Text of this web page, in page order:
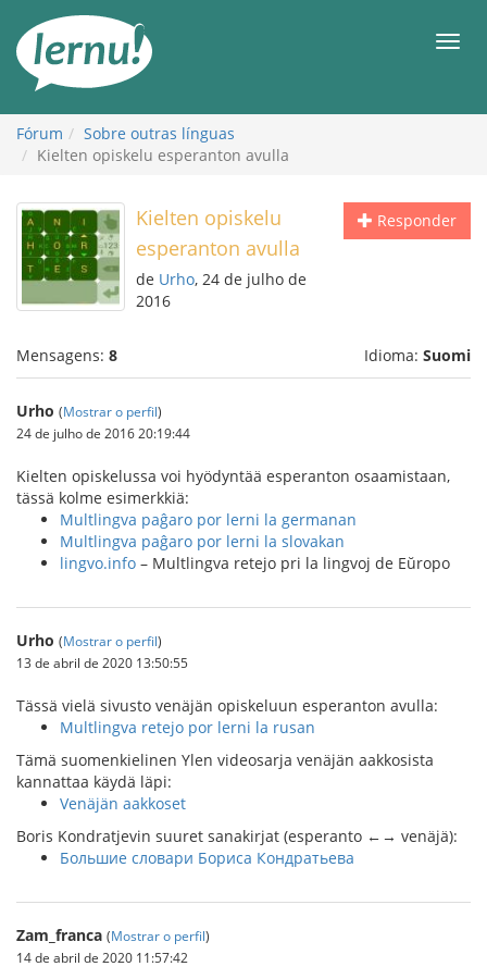
conteúdo
Fórum
Sobre outras línguas
Kielten opiskelu esperanton avulla
Responder
Kielten opiskelu
esperanton avulla
de Urho, 24 de julho de
2016
Mensagens: 8 Idioma: Suomi
Urho (Mostrar o perfil)
24 de julho de 2016 20:19:44
Kielten opiskelussa voi hyödyntää esperanton osaamistaan,
tässä kolme esimerkkiä:
Multlingva paĝaro por lerni la germanan
Multlingva paĝaro por lerni la slovakan
lingvo.info – Multlingva retejo pri la lingvoj de Eŭropo
Urho (Mostrar o perfil)
13 de abril de 2020 13:50:55
Tässä vielä sivusto venäjän opiskeluun esperanton avulla:
Multlingva retejo por lerni la rusan
Tämä suomenkielinen Ylen videosarja venäjän aakkosista
kannattaa käydä läpi:
Venäjän aakkoset
Boris Kondratjevin suuret sanakirjat (esperanto ←→ venäjä):
Большие словари Бориса Кондратьева
Zam_franca (Mostrar o perfil)
14 de abril de 2020 11:57:42